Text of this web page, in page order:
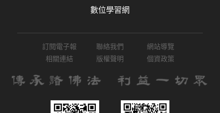
數位學習網
訂閱電子報 聯絡我們
網站導覽
相關連結
版權聲明 個資政策